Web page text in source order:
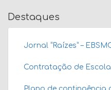
Destaques
Jornal “Raízes” –
Contratação de Escola